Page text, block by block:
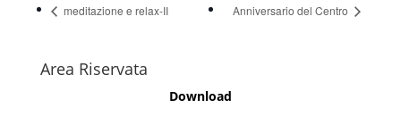
meditazione e relax-II Anniversario del Centro
Area Riservata
Download